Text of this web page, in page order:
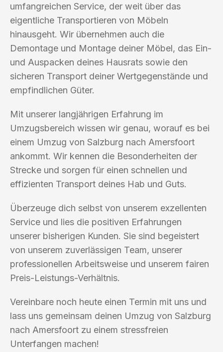
umfangreichen Service, der weit über das
eigentliche Transportieren von Möbeln
hinausgeht. Wir übernehmen auch die
Demontage und Montage deiner Möbel, das Ein-
und Auspacken deines Hausrats sowie den
sicheren Transport deiner Wertgegenstände und
empfindlichen Güter.
Mit unserer langjährigen Erfahrung im
Umzugsbereich wissen wir genau, worauf es bei
einem Umzug von Salzburg nach Amersfoort
ankommt. Wir kennen die Besonderheiten der
Strecke und sorgen für einen schnellen und
effizienten Transport deines Hab und Guts.
Überzeuge dich selbst von unserem exzellenten
Service und lies die positiven Erfahrungen
unserer bisherigen Kunden. Sie sind begeistert
von unserem zuverlässigen Team, unserer
professionellen Arbeitsweise und unserem fairen
Preis-Leistungs-Verhältnis.
Vereinbare noch heute einen Termin mit uns und
lass uns gemeinsam deinen Umzug von Salzburg
nach Amersfoort zu einem stressfreien
Unterfangen machen!